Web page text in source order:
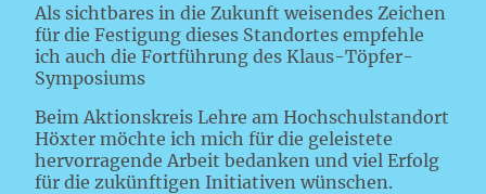
Als sichtbares in die Zukunft weisendes Zeichen
für die Festigung dieses Standortes empfehle
ich auch die Fortführung des Klaus-Töpfer-
Symposiums
Beim Aktionskreis Lehre am Hochschulstandort
Höxter möchte ich mich für die geleistete
hervorragende Arbeit bedanken und viel Erfolg
für die zukünftigen Initiativen wünschen.